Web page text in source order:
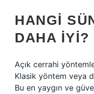
HANGI
DAHA IYI?
Açık cerrahi
Klasik yöntem veya
Bu en yaygın ve